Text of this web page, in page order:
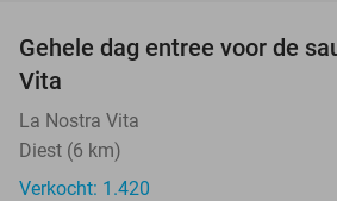
Gehele dag entree voor de
Vita
La Nostra Vita
Diest (6 km)
Verkocht: 1.420